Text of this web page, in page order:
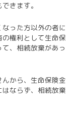
きます。
った方以外の者に
権利として生命保
、相続放棄があっ
から、生命保険金
ならず、相続放棄